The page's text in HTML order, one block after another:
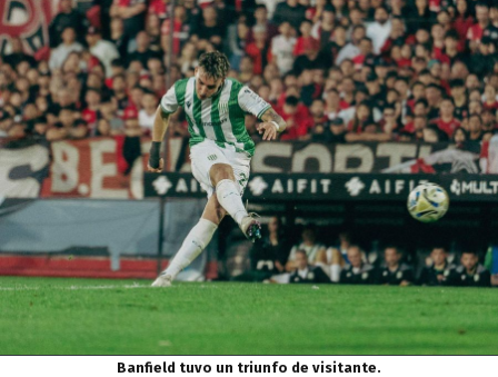
Banfield tuvo un triunfo de visitante.